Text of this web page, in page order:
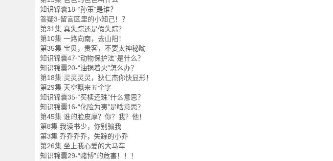
知识锦囊18-“孙策”是谁？
答疑3-留言区里的小知己！？
第31集 真失踪还是假失踪？
第10集 一路向南，去山阳！
第35集 宝贝，贵客，不要太神秘呦
知识锦囊47-“动物保护法”是什么？
知识锦囊20-“油锅着火”怎么办？
第18集 灵灵灵灵，狄仁杰你快显形！
第29集 天空飘来五个字
知识锦囊35-“买椟还珠”什么意思？
知识锦囊16-“化险为夷”是啥意思？
第45集 谁的脸皮厚？你？我？他！
第8集 我读书少，你别骗我
第3集 乔乔乔乔，失踪的小乔
第26集 坐上我心爱的大马车
知识锦囊29-“赌博”的危害！！！